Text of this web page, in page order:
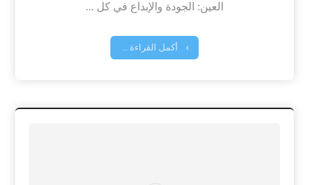
العين: الجودة والإبداع في كل ...
أكمل القراءة ...